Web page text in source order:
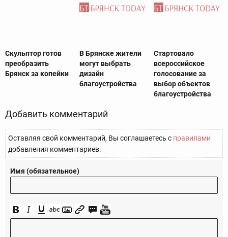
Скульптор готов
преобразить
Брянск за копейки
В Брянске жители
могут выбрать
дизайн
благоустройства
Стартовало
всероссийское
голосование за
выбор объектов
благоустройства
Добавить комментарий
Оставляя свой комментарий, Вы соглашаетесь с правилами
добавления комментариев.
Имя (обязательное)